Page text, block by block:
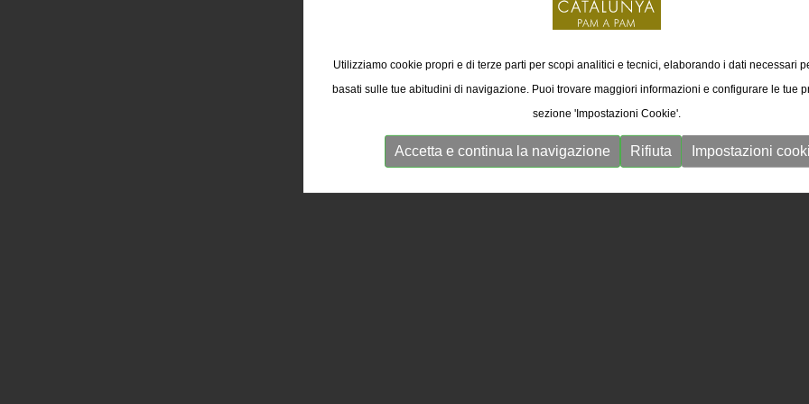
Utilizziamo cookie propri e di terze parti per scopi analitici e tecnici, elaborando i dati necessari
basati sulle tue abitudini di navigazione. Puoi trovare maggiori informazioni e configurare le tue
sezione 'Impostazioni Cookie'.
Accetta e continua la navigazione Rifiuta Impostazioni